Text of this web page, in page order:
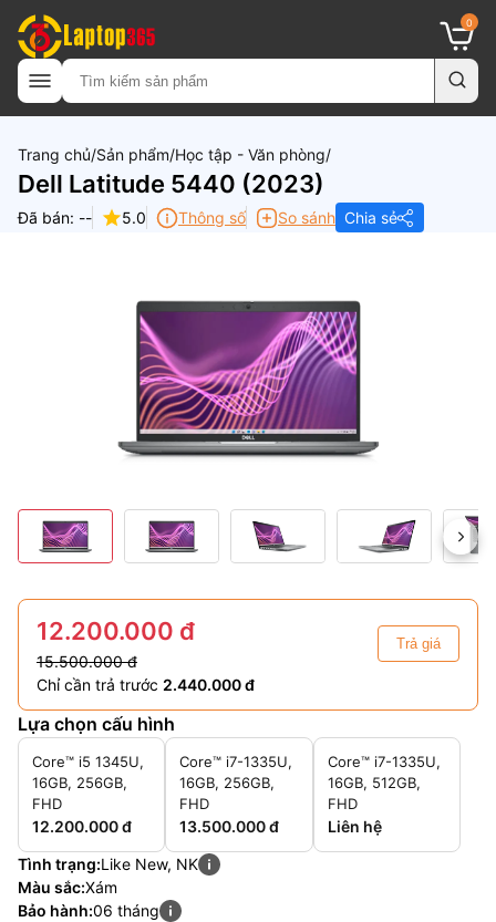
0
Trang chủ Sản phẩm Học tập - Văn phòng
Dell Latitude 5440 (2023)
Đã bán: -- 5.0 Thông số So sánh Chia sẻ
12.200.000 đ
15.500.000 đ
Trả giá
Chỉ cần trả trước 2.440.000 đ
Lựa chọn cấu hình
Core™ i5 1345U,
16GB, 256GB,
FHD
12.200.000 đ
Core™ i7-1335U,
16GB, 256GB,
FHD
13.500.000 đ
Core™ i7-1335U,
16GB, 512GB,
FHD
Liên hệ
Tình trạng:Like New, NK
Màu sắc:Xám
Bảo hành:06 tháng